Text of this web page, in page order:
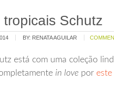
tropicais Schutz
BY: RENATA AGUILAR
está com uma coleção
in love por